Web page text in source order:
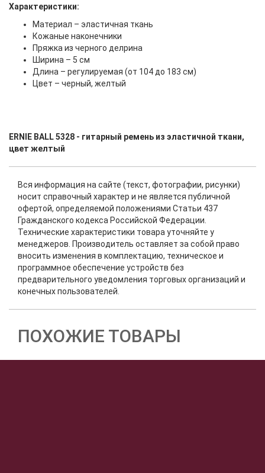
Характеристики:
Материал – эластичная ткань
Кожаные наконечники
Пряжка из черного делрина
Ширина – 5 см
Длина – регулируемая (от 104 до 183 см)
Цвет – черный, желтый
ERNIE BALL 5328 - гитарный ремень из эластичной ткани,
цвет желтый
Вся информация на сайте (текст, фотографии, рисунки)
носит справочный характер и не является публичной
офертой, определяемой положениями Статьи 437
Гражданского кодекса Российской Федерации.
Технические характеристики товара уточняйте у
менеджеров. Производитель оставляет за собой право
вносить изменения в комплектацию, техническое и
программное обеспечение устройств без
предварительного уведомления торговых организаций и
конечных пользователей.
ПОХОЖИЕ ТОВАРЫ